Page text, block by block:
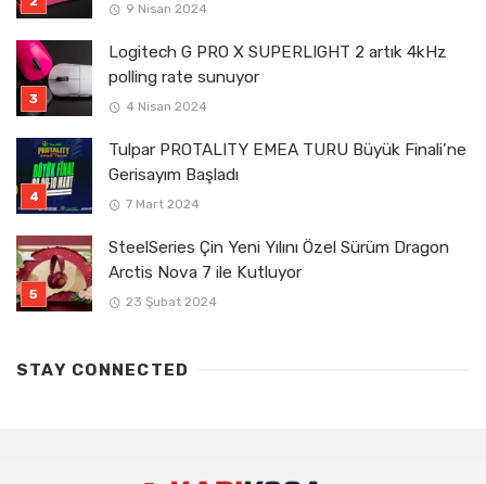
9 Nisan 2024
Logitech G PRO X SUPERLIGHT 2 artık 4kHz
polling rate sunuyor
4 Nisan 2024
Tulpar PROTALITY EMEA TURU Büyük Finali’ne
Gerisayım Başladı
7 Mart 2024
SteelSeries Çin Yeni Yılını Özel Sürüm Dragon
Arctis Nova 7 ile Kutluyor
23 Şubat 2024
STAY CONNECTED